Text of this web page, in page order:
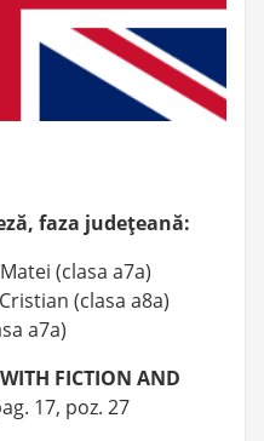
faza judeţeană:
(clasa a7a)
(clasa a8a)
a7a)
FICTION AND
17, poz. 27